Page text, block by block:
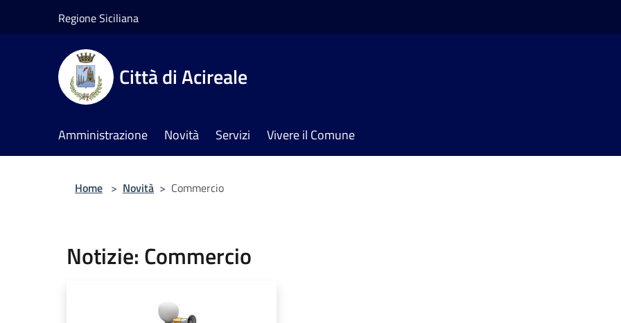
Regione Siciliana
Città di Acireale
Amministrazione Novità Servizi Vivere il Comune
Home > Novità > Commercio
Notizie: Commercio